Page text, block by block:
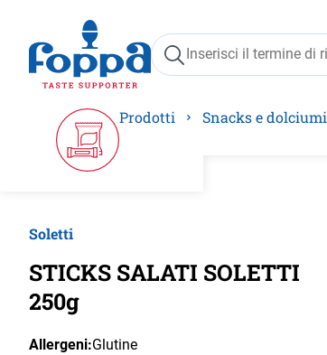
Passa alla navigazione principale
Prodotti Snacks e dolciumi
Soletti
STICKS SALATI SOLETTI
250g
Allergeni:Glutine